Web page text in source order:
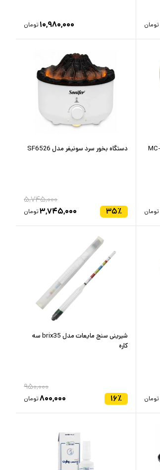
تومان ۱۰,۹۸۰,۰۰۰ تومان
تومان
دستگاه بخور سرد سونیفر مدل SF6526
۳۵٪
۵,۷۴۵,۰۰۰
۳,۷۴۵,۰۰۰تومان
تومان
شیرینی سنج مایعات مدل brix35 سه
کاره
۱۶٪
۹۵۰,۰۰۰
۸۰۰,۰۰۰تومان